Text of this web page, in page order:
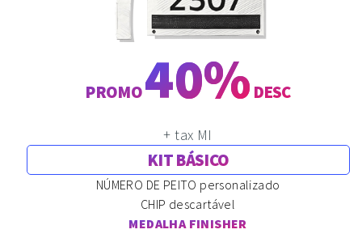
PROMO40% DESC
+ tax MI
KIT BÁSICO
NÚMERO DE PEITO personalizado
CHIP descartável
MEDALHA FINISHER